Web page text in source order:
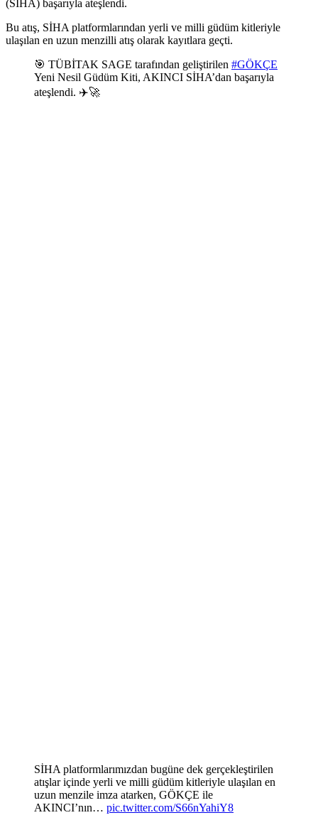
(SİHA) başarıyla ateşlendi.
Bu atış, SİHA platformlarından yerli ve milli güdüm kitleriyle
ulaşılan en uzun menzilli atış olarak kayıtlara geçti.
🎯 TÜBİTAK SAGE tarafından geliştirilen #GÖKÇE
Yeni Nesil Güdüm Kiti, AKINCI SİHA’dan başarıyla
ateşlendi. ✈️🚀
SİHA platformlarımızdan bugüne dek gerçekleştirilen
atışlar içinde yerli ve milli güdüm kitleriyle ulaşılan en
uzun menzile imza atarken, GÖKÇE ile
AKINCI’nın… pic.twitter.com/S66nYahiY8